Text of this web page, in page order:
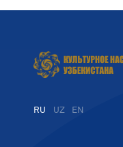
RU UZ EN